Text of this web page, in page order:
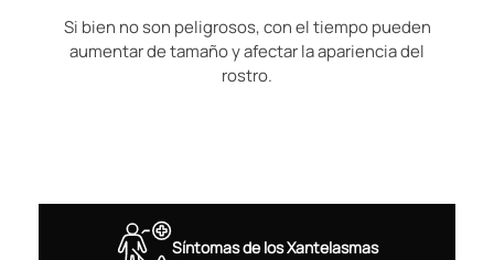
Si bien no son peligrosos, con el tiempo pueden
aumentar de tamaño y afectar la apariencia del
rostro.
Síntomas de los Xantelasmas